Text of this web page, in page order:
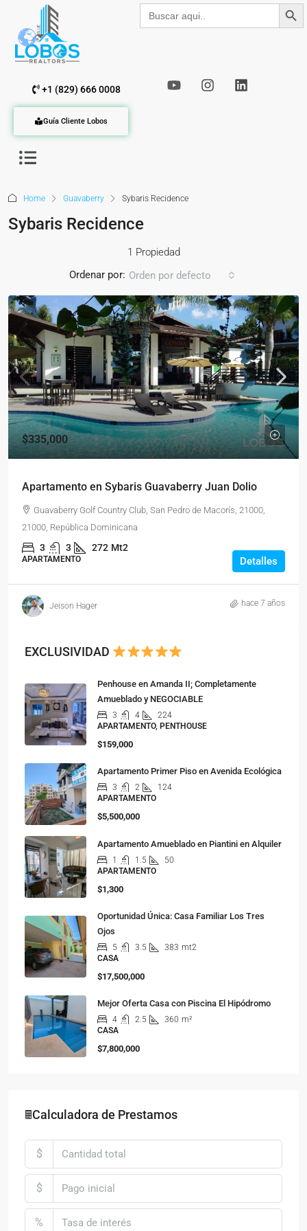
Buscar: Botón de
+1 (829) 666 0008
Guía Cliente Lobos
Home Guavaberry Sybaris Recidence
Sybaris Recidence
1 Propiedad
Ordenar por: Orden por defecto
$335,000
Apartamento en Sybaris Guavaberry Juan Dolio
Guavaberry Golf Country Club, San Pedro de Macorís, 21000,
21000, República Dominicana
3 3 272 Mt2
APARTAMENTO Detalles
Jeison Hager hace 7 años
EXCLUSIVIDAD
Penhouse en Amanda II; Completamente
Amueblado y NEGOCIABLE
3 4
224
APARTAMENTO, PENTHOUSE
$159,000
Apartamento Primer Piso en Avenida Ecológica
3 2
124
APARTAMENTO
$5,500,000
Apartamento Amueblado en Piantini en Alquiler
1 1.5
50
APARTAMENTO
$1,300
Oportunidad Única: Casa Familiar Los Tres
Ojos
5 3.5 383 mt2
CASA
$17,500,000
Mejor Oferta Casa con Piscina El Hipódromo
4 2.5 360 m²
CASA
$7,800,000
🖩Calculadora de Prestamos
$
$
%